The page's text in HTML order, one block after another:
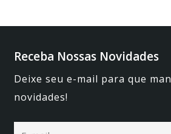
Receba Nossas Novidades
Deixe seu e-mail para que
novidades!